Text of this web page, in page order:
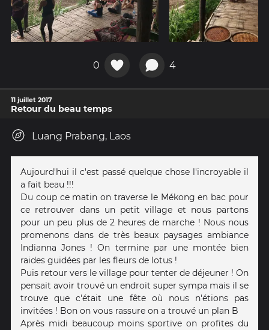
0 4
11 juillet 2017
Retour du beau temps
Luang Prabang, Laos
Aujourd'hui il c'est passé quelque chose l'incroyable il
a fait beau !!!
Du coup ce matin on traverse le Mékong en bac pour
ce retrouver dans un petit village et nous partons
pour un peu plus de 2 heures de marche ! Nous nous
promenons dans de très beaux paysages ambiance
Indianna Jones ! On termine par une montée bien
raides guidées par les fleurs de lotus !
Puis retour vers le village pour tenter de déjeuner ! On
pensait avoir trouvé un endroit super sympa mais il se
trouve que c'était une fête où nous n'étions pas
invitées ! Bon on vous rassure on a trouvé un plan B
Après midi beaucoup moins sportive on profites du